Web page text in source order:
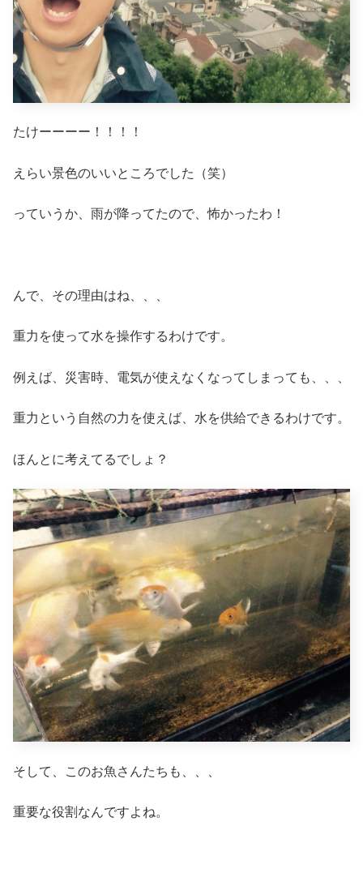
たけーーーー！！！！
えらい景色のいいところでした（笑）
っていうか、雨が降ってたので、怖かったわ！
んで、その理由はね、、、
重力を使って水を操作するわけです。
例えば、災害時、電気が使えなくなってしまっても、、、
重力という自然の力を使えば、水を供給できるわけです。
ほんとに考えてるでしょ？
そして、このお魚さんたちも、、、
重要な役割なんですよね。